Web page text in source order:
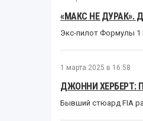
«МАКС НЕ ДУРАК».
Экс-пилот Формулы 1
1 марта 2025 в 16:58
ДЖОННИ ХЕРБЕРТ:
Бывший стюард FIA